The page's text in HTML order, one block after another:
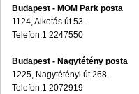
Budapest - MOM Park posta
1124, Alkotás út 53.
Telefon:1 2247550
Budapest - Nagytétény posta
1225, Nagytétényi út 268.
Telefon:1 2072919